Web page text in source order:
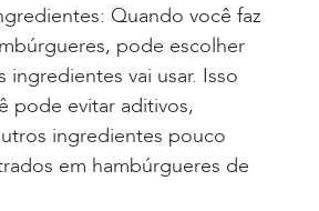
Quando você faz
pode escolher
ingredientes vai usar. Isso
pode evitar aditivos,
ingredientes pouco
em hambúrgueres de